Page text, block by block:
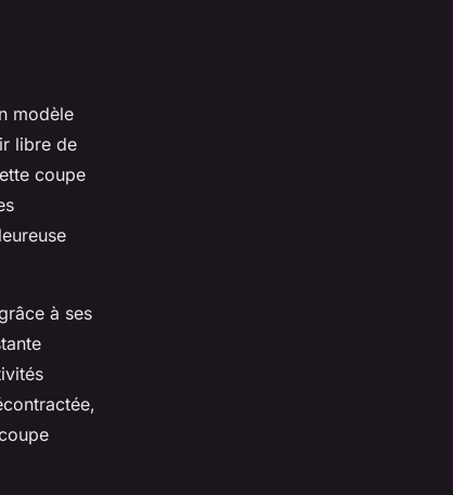
modèle
libre de
coupe
à ses